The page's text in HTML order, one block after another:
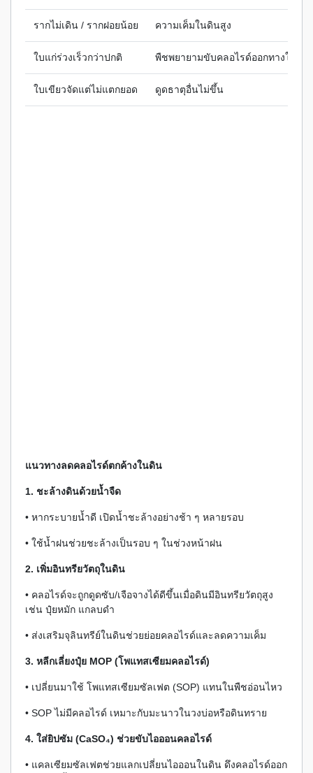
รากไม่เดิน / รากฝอยน้อย ความเค็มในดินสูง
ใบแก่ร่วงเร็วกว่าปกติ พืชพยายามขับคลอไรด์ออกทางใบ
ใบเขียวจัดแต่ไม่แตกยอด ดูดธาตุอื่นไม่ขึ้น
แนวทางลดคลอไรด์ตกค้างในดิน
1. ชะล้างดินด้วยน้ำจืด
• หากระบายน้ำดี เปิดน้ำชะล้างอย่างช้า ๆ หลายรอบ
• ใช้น้ำฝนช่วยชะล้างเป็นรอบ ๆ ในช่วงหน้าฝน
2. เพิ่มอินทรียวัตถุในดิน
• คลอไรด์จะถูกดูดซับ/เจือจางได้ดีขึ้นเมื่อดินมีอินทรียวัตถุสูง
เช่น ปุ๋ยหมัก แกลบดำ
• ส่งเสริมจุลินทรีย์ในดินช่วยย่อยคลอไรด์และลดความเค็ม
3. หลีกเลี่ยงปุ๋ย MOP (โพแทสเซียมคลอไรด์)
• เปลี่ยนมาใช้ โพแทสเซียมซัลเฟต (SOP) แทนในพืชอ่อนไหว
• SOP ไม่มีคลอไรด์ เหมาะกับมะนาวในวงบ่อหรือดินทราย
4. ใส่ยิปซัม (CaSO₄) ช่วยขับไอออนคลอไรด์
• แคลเซียมซัลเฟตช่วยแลกเปลี่ยนไอออนในดิน ดึงคลอไรด์ออก